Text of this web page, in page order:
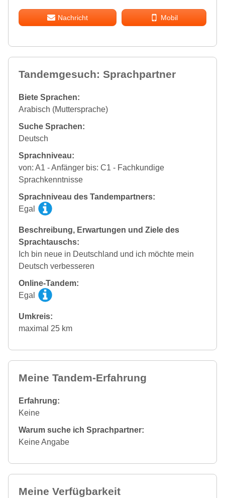
Nachricht Mobil
Tandemgesuch: Sprachpartner
Biete Sprachen:
Arabisch (Muttersprache)
Suche Sprachen:
Deutsch
Sprachniveau:
von: A1 - Anfänger bis: C1 - Fachkundige
Sprachkenntnisse
Sprachniveau des Tandempartners:
Egal
Beschreibung, Erwartungen und Ziele des
Sprachtauschs:
Ich bin neue in Deutschland und ich möchte mein
Deutsch verbesseren
Online-Tandem:
Egal
Umkreis:
maximal 25 km
Meine Tandem-Erfahrung
Erfahrung:
Keine
Warum suche ich Sprachpartner:
Keine Angabe
Meine Verfügbarkeit